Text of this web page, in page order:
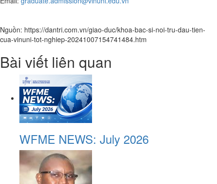
Nguồn: https://dantri.com.vn/giao-duc/khoa-bac-si-noi-tru-dau-tien-
cua-vinuni-tot-nghiep-20241007154741484.htm
Bài viết liên quan
WFME NEWS: July 2026